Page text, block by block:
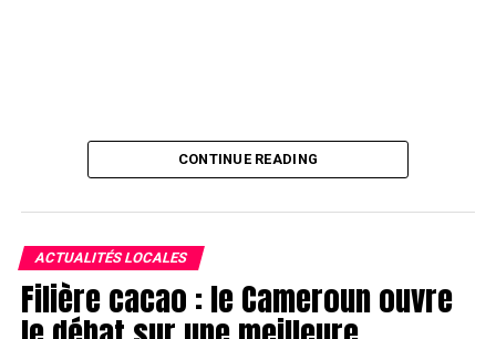
CONTINUE READING
ACTUALITÉS LOCALES
Filière cacao : le Cameroun ouvre